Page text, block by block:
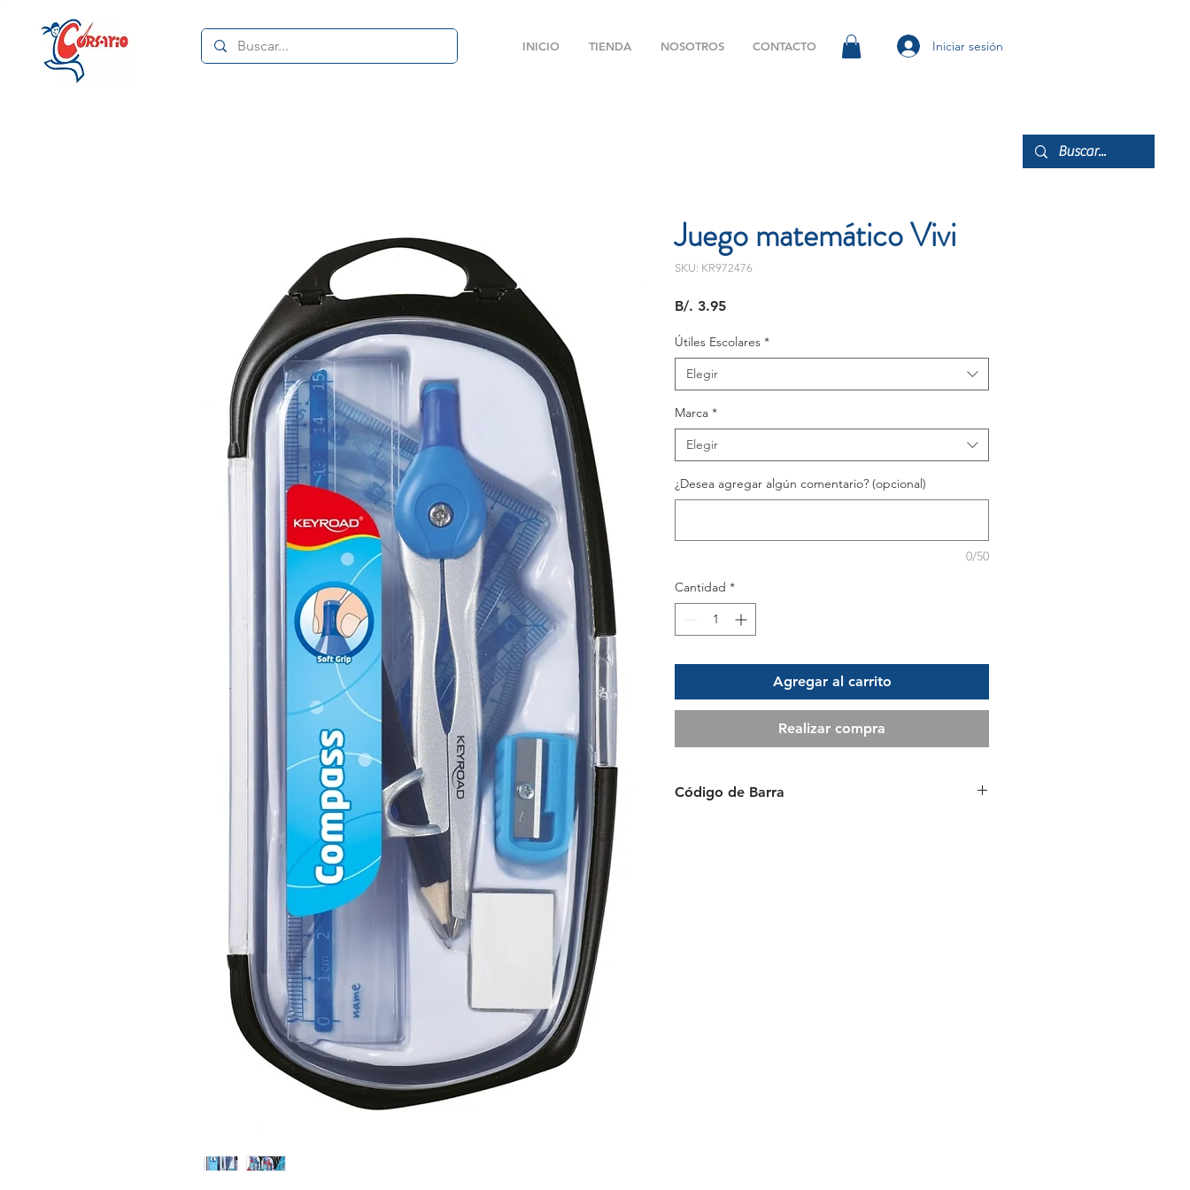
INICIO TIENDA NOSOTROS CONTACTO Iniciar sesión
Juego matemático Vivi
SKU: KR972476
B/. 3.95Precio
Útiles Escolares *
Elegir
Marca *
Elegir
¿Desea agregar algún comentario? (opcional)
0/50
Cantidad *
Agregar al carrito
Realizar compra
Código de Barra